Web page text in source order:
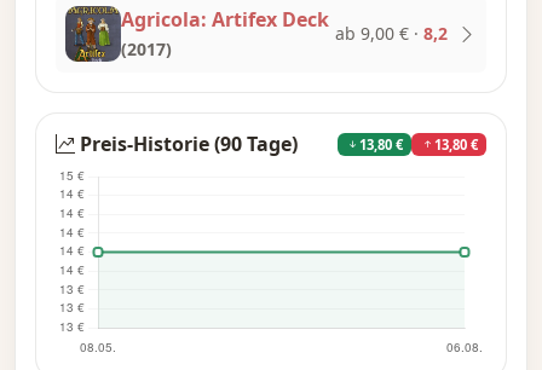
Agricola: Artifex Deck
(2017)
ab 9,00 € · 8,2
Preis-Historie (90 Tage) 13,80 € 13,80 €